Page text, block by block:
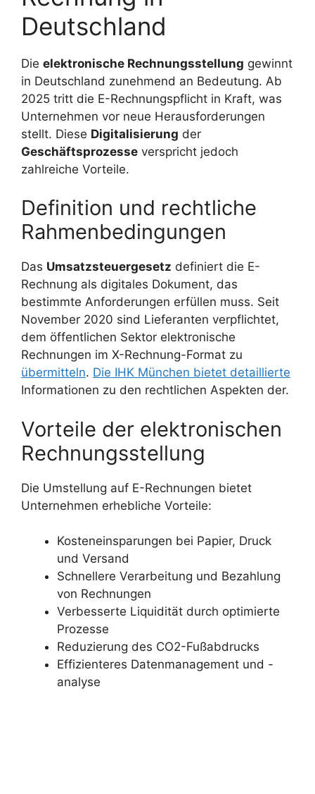
Deutschland
Die elektronische Rechnungsstellung gewinnt
in Deutschland zunehmend an Bedeutung. Ab
2025 tritt die E-Rechnungspflicht in Kraft, was
Unternehmen vor neue Herausforderungen
stellt. Diese Digitalisierung der
Geschäftsprozesse verspricht jedoch
zahlreiche Vorteile.
Definition und rechtliche
Rahmenbedingungen
Das Umsatzsteuergesetz definiert die E-
Rechnung als digitales Dokument, das
bestimmte Anforderungen erfüllen muss. Seit
November 2020 sind Lieferanten verpflichtet,
dem öffentlichen Sektor elektronische
Rechnungen im X-Rechnung-Format zu
übermitteln. Die IHK München bietet detaillierte
Informationen zu den rechtlichen Aspekten der.
Vorteile der elektronischen
Rechnungsstellung
Die Umstellung auf E-Rechnungen bietet
Unternehmen erhebliche Vorteile:
Kosteneinsparungen bei Papier, Druck
und Versand
Schnellere Verarbeitung und Bezahlung
von Rechnungen
Verbesserte Liquidität durch optimierte
Prozesse
Reduzierung des CO2-Fußabdrucks
Effizienteres Datenmanagement und -
analyse